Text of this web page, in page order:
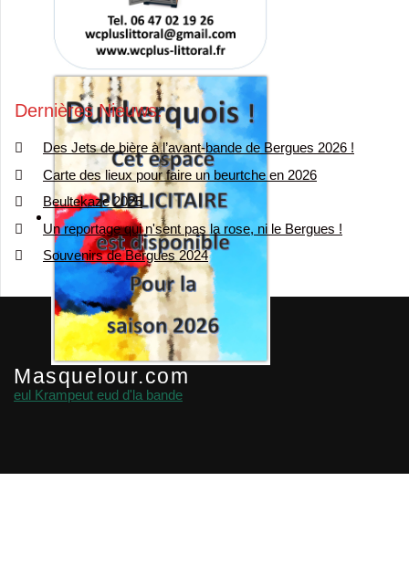
Dernières Nieuws
Des Jets de bière à l’avant-bande de Bergues 2026 !
Carte des lieux pour faire un beurtche en 2026
Beultekaze 2025
Un reportage qui n'sent pas la rose, ni le Bergues !
Souvenirs de Bergues 2024
Masquelour.com
eul Krampeut eud d'la bande